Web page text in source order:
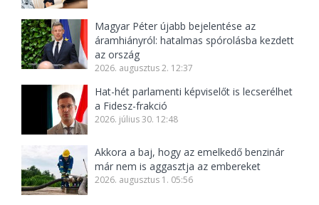
Magyar Péter újabb bejelentése az
áramhiányról: hatalmas spórolásba kezdett
az ország
2026. augusztus 2. 12:37
Hat-hét parlamenti képviselőt is lecserélhet
a Fidesz-frakció
2026. július 30. 12:48
Akkora a baj, hogy az emelkedő benzinár
már nem is aggasztja az embereket
2026. augusztus 1. 05:56